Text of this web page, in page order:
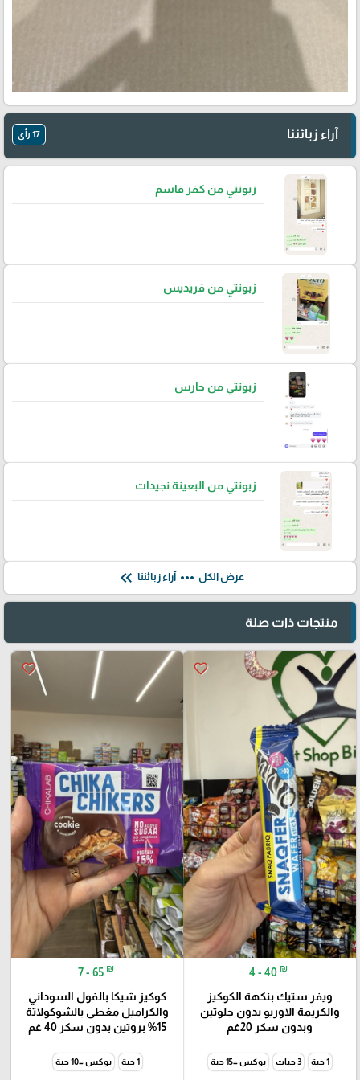
🎓
آراء زبائننا 17 رأي
زبونتي من كفر قاسم
زبونتي من فريديس
زبونتي من حارس
زبونتي من البعينة نجيدات
عرض الكل more_horiz آراء زبائننا keyboard_double_arrow_left
منتجات ذات صلة
favorite_border
4 - 40 ₪
ويفر ستيك بنكهة الكوكيز
والكريمة الاوريو بدون جلوتين
وبدون سكر 20غم
1 حبة 3 حبات بوكس =15 حبة
favorite_border
7 - 65 ₪
كوكيز شيكا بالفول السوداني
والكراميل مغطى بالشوكولاتة
15% بروتين بدون سكر 40 غم
1 حبة بوكس =10 حبة